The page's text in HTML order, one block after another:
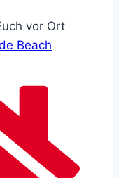
vor Ort
Beach